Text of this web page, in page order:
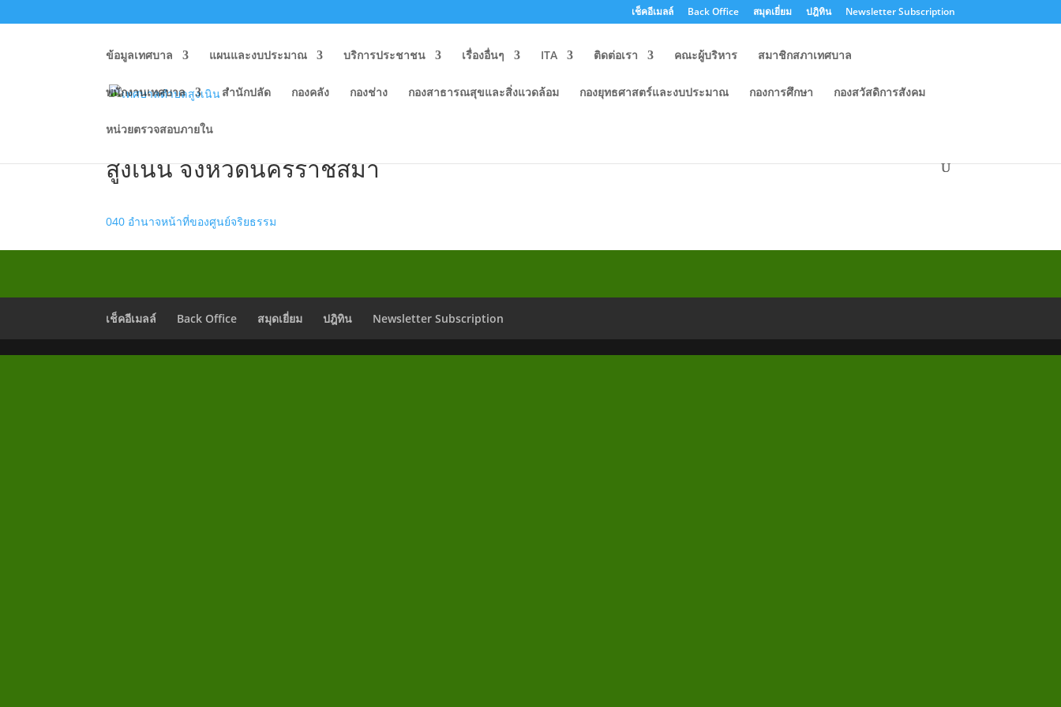
เช็คอีเมลล์ Back Office สมุดเยี่ยม ปฎิทิน Newsletter Subscription
ข้อมูลเทศบาล แผนและงบประมาณ บริการประชาชน เรื่องอื่นๆ ITA ติดต่อเรา คณะผู้บริหาร สมาชิกสภาเทศบาล
พนักงานเทศบาล สำนักปลัด กองคลัง กองช่าง กองสาธารณสุขและสิ่งแวดล้อม กองยุทธศาสตร์และงบประมาณ กองการศึกษา กองสวัสดิการสังคม
หน่วยตรวจสอบภายใน
สูงเนิน จังหวัดนครราชสีมา
040 อำนาจหน้าที่ของศูนย์จริยธรรม
เช็คอีเมลล์ Back Office สมุดเยี่ยม ปฎิทิน Newsletter Subscription